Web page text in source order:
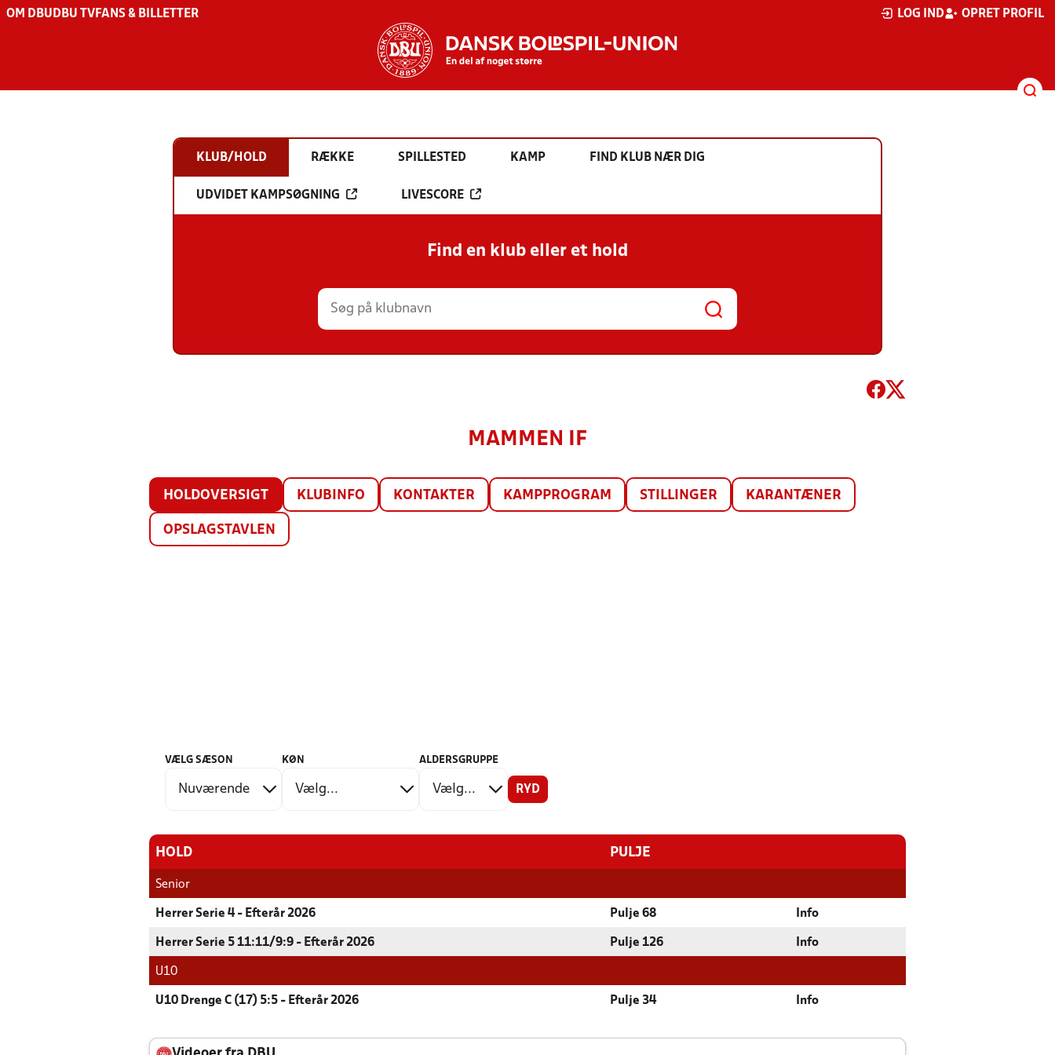
OM DBU DBU TV FANS & BILLETTER LOG IND OPRET PROFIL
KLUB/HOLD RÆKKE SPILLESTED KAMP FIND KLUB NÆR DIG
UDVIDET KAMPSØGNING LIVESCORE
Find en klub eller et hold
MAMMEN IF
HOLDOVERSIGT KLUBINFO KONTAKTER KAMPPROGRAM STILLINGER KARANTÆNER
OPSLAGSTAVLEN
VÆLG SÆSON KØN ALDERSGRUPPE
RYD
HOLD PULJE
Senior
Herrer Serie 4 - Efterår 2026 Pulje 68 Info
Herrer Serie 5 11:11/9:9 - Efterår 2026 Pulje 126 Info
U10
U10 Drenge C (17) 5:5 - Efterår 2026 Pulje 34 Info